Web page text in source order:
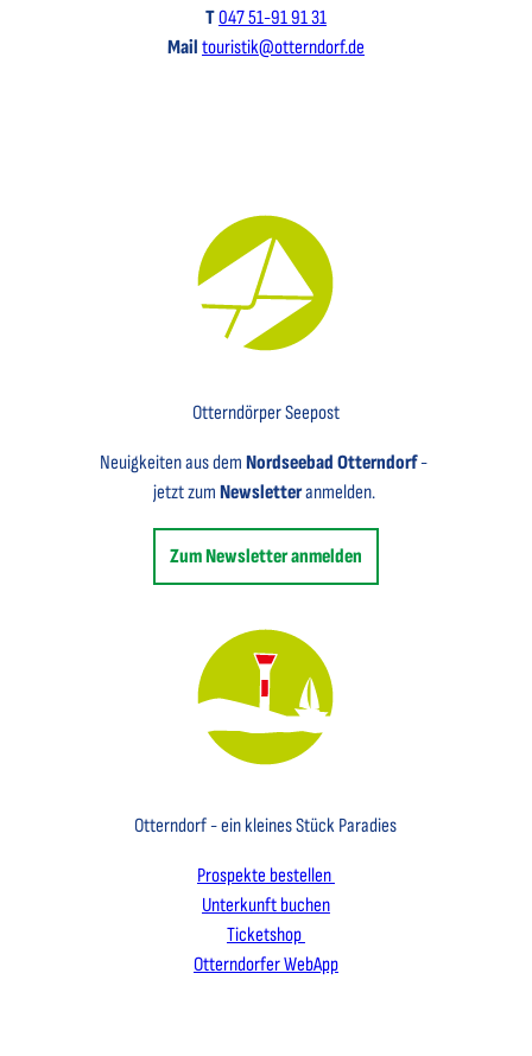
T047 51-91 91 31
Mail touristik@otterndorf.de
Otterndörper Seepost
Neuigkeiten aus demNordseebad Otterndorf-
jetzt zum Newsletteranmelden.
Zum Newsletter anmelden
Otterndorf - ein kleines Stück Paradies
Prospekte bestellen
Unterkunft buchen
Ticketshop
Otterndorfer WebApp